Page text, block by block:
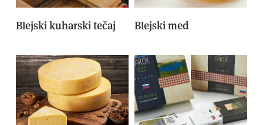
Blejski kuharski tečaj Blejski med